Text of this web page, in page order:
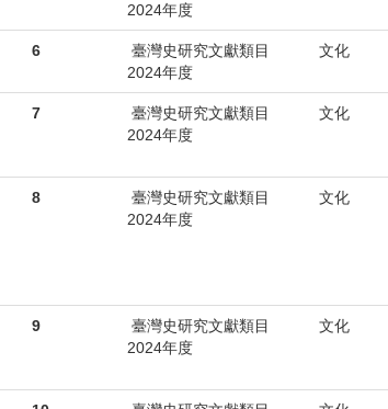
2024年度
6
臺灣史研究文獻類目
2024年度
文化
7
臺灣史研究文獻類目
2024年度
文化
8
臺灣史研究文獻類目
2024年度
文化
9
臺灣史研究文獻類目
2024年度
文化